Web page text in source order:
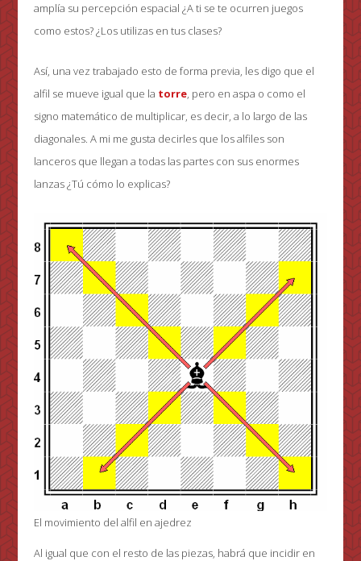
amplía su percepción espacial ¿A ti se te ocurren juegos
como estos? ¿Los utilizas en tus clases?
Así, una vez trabajado esto de forma previa, les digo que el
alfil se mueve igual que la torre, pero en aspa o como el
signo matemático de multiplicar, es decir, a lo largo de las
diagonales. A mi me gusta decirles que los alfiles son
lanceros que llegan a todas las partes con sus enormes
lanzas ¿Tú cómo lo explicas?
El movimiento del alfil en ajedrez
Al igual que con el resto de las piezas, habrá que incidir en